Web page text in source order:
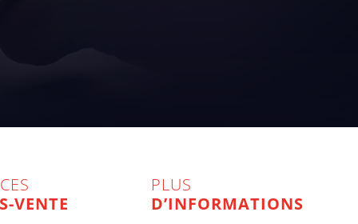
VENTE
PLUS
D’INFORMATIONS